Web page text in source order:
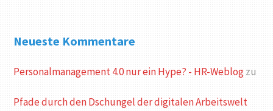
Neueste Kommentare
Personalmanagement 4.0 nur ein Hype? - HR-Weblogzu
Pfade durch den Dschungel der digitalen Arbeitswelt